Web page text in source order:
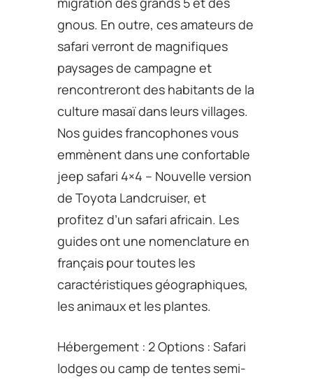
gnous. En outre, ces amateurs de
safari verront de magnifiques
paysages de campagne et
rencontreront des habitants de la
culture masaï dans leurs villages.
Nos guides francophones vous
emmènent dans une confortable
jeep safari 4×4 – Nouvelle version
de Toyota Landcruiser, et
profitez d’un safari africain. Les
guides ont une nomenclature en
français pour toutes les
caractéristiques géographiques,
les animaux et les plantes.
Hébergement : 2 Options : Safari
lodges ou camp de tentes semi-